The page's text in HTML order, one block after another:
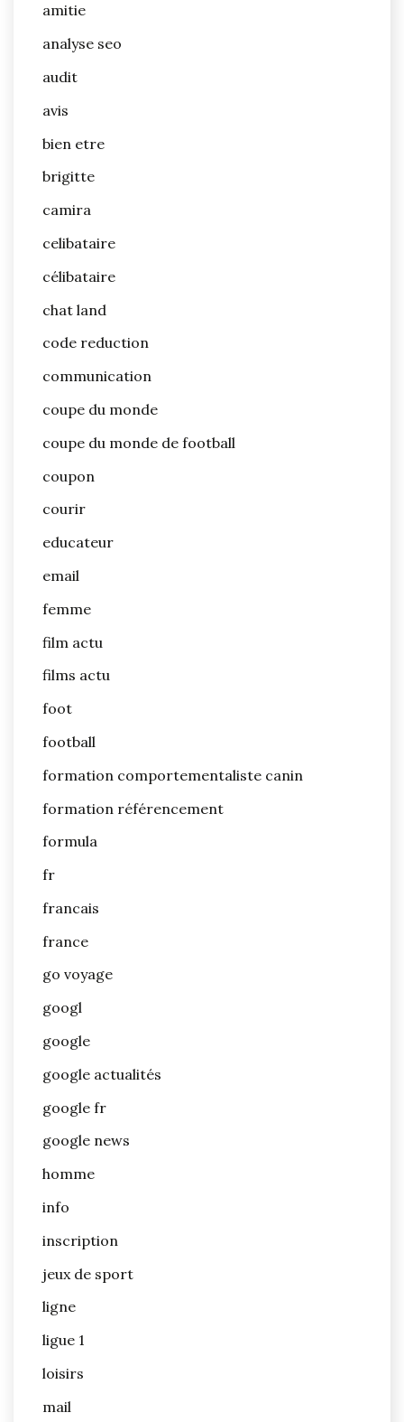
amitie
analyse seo
audit
avis
bien etre
brigitte
camira
celibataire
célibataire
chat land
code reduction
communication
coupe du monde
coupe du monde de football
coupon
courir
educateur
email
femme
film actu
films actu
foot
football
formation comportementaliste canin
formation référencement
formula
fr
francais
france
go voyage
googl
google
google actualités
google fr
google news
homme
info
inscription
jeux de sport
ligne
ligue 1
loisirs
mail